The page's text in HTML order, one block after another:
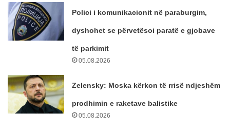
Polici i komunikacionit në paraburgim,
dyshohet se përvetësoi paratë e gjobave
të parkimit
05.08.2026
Zelensky: Moska kërkon të rrisë ndjeshëm
prodhimin e raketave balistike
05.08.2026